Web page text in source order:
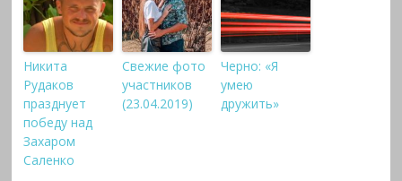
Никита
Рудаков
празднует
победу над
Захаром
Саленко
Свежие фото
участников
(23.04.2019)
Черно: «Я
умею
дружить»